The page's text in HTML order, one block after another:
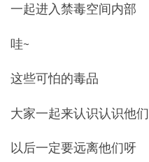
一起进入禁毒空间内部
哇~
这些可怕的毒品
大家一起来认识认识他们
以后一定要远离他们呀